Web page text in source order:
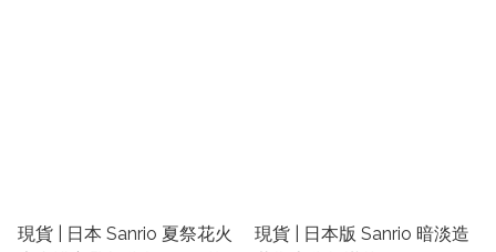
現貨 | 日本 Sanrio 夏祭花火
現貨 | 日本版 Sanrio 暗淡造